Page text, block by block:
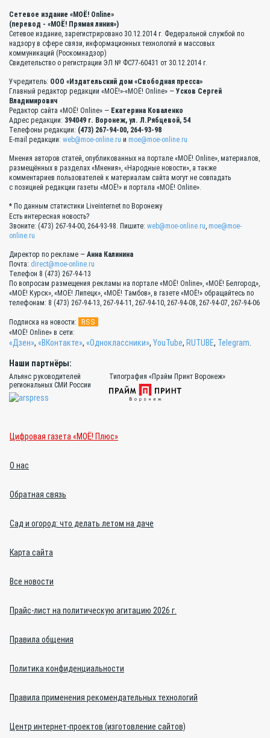
Сетевое издание «МОЁ! Online»
(перевод - «МОЁ! Прямая линия»)
Сетевое издание, зарегистрировано 30.12.2014 г. Федеральной службой по
надзору в сфере связи, информационных технологий и массовых
коммуникаций (Роскомнадзор)
Свидетельство о регистрации ЭЛ № ФС77-60431 от 30.12.2014 г.
Учредитель: ООО «Издательский дом «Свободная пресса»
Главный редактор редакции «МОЁ!»-«МОЁ! Online» — Усков Сергей
Владимирович
Редактор сайта «МОЁ! Online» — Екатерина Коваленко
Адрес редакции: 394049 г. Воронеж, ул. Л.Рябцевой, 54
Телефоны редакции: (473) 267-94-00, 264-93-98
E-mail редакции: web@moe-online.ru и moe@moe-online.ru
Мнения авторов статей, опубликованных на портале «МОЁ! Online», материалов,
размещённых в разделах «Мнения», «Народные новости», а также
комментариев пользователей к материалам сайта могут не совпадать
с позицией редакции газеты «МОЁ!» и портала «МОЁ! Online».
* По данным статистики Liveinternet по Воронежу
Есть интересная новость?
Звоните: (473) 267-94-00, 264-93-98. Пишите: web@moe-online.ru, moe@moe-
online.ru
Директор по рекламе — Анна Калинина
Почта: direct@moe-online.ru
Телефон 8 (473) 267-94-13
По вопросам размещения рекламы на портале «МОЁ! Online», «МОЁ! Белгород»,
«МОЁ! Курск», «МОЁ! Липецк», «МОЁ! Тамбов», в газете «МОЁ!» обращайтесь по
телефонам: 8 (473) 267-94-13, 267-94-11, 267-94-10, 267-94-08, 267-94-07, 267-94-06
Подписка на новости: RSS
«МОЁ! Online» в сети:
«Дзен», «ВКонтакте», «Одноклассники», YouTube, RUTUBE, Telegram.
Наши партнёры:
Альянс руководителей
региональных СМИ России
Типография «Прайм Принт Воронеж»
Цифровая газета «МОЁ! Плюс»
О нас
Обратная связь
Сад и огород: что делать летом на даче
Карта сайта
Все новости
Прайс-лист на политическую агитацию 2026 г.
Правила общения
Политика конфиденциальности
Правила применения рекомендательных технологий
Центр интернет-проектов (изготовление сайтов)